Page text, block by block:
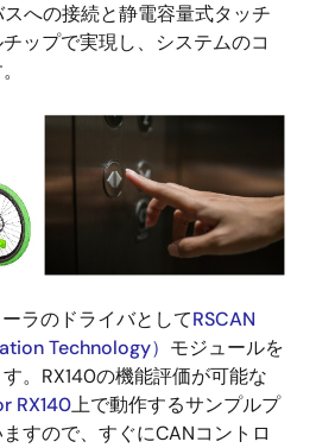
への接続と静電容量式タッチ
ップで実現し、システムのコ
ラのドライバとしてRSCAN
Technology） モジュールを
。RX140の機能評価が可能な
RX140上で動作するサンプルプ
すので、すぐにCANコントロ